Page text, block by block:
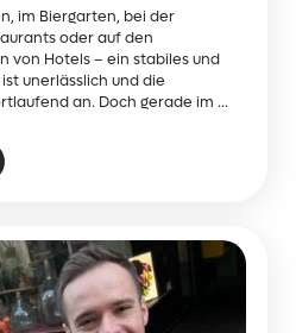
im Biergarten, bei der
oder auf den
von Hotels – ein stabiles und
unerlässlich und die
an. Doch gerade im ...